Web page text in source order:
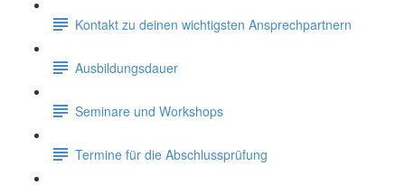
Kontakt zu deinen wichtigsten Ansprechpartnern
Ausbildungsdauer
Seminare und Workshops
Termine für die Abschlussprüfung